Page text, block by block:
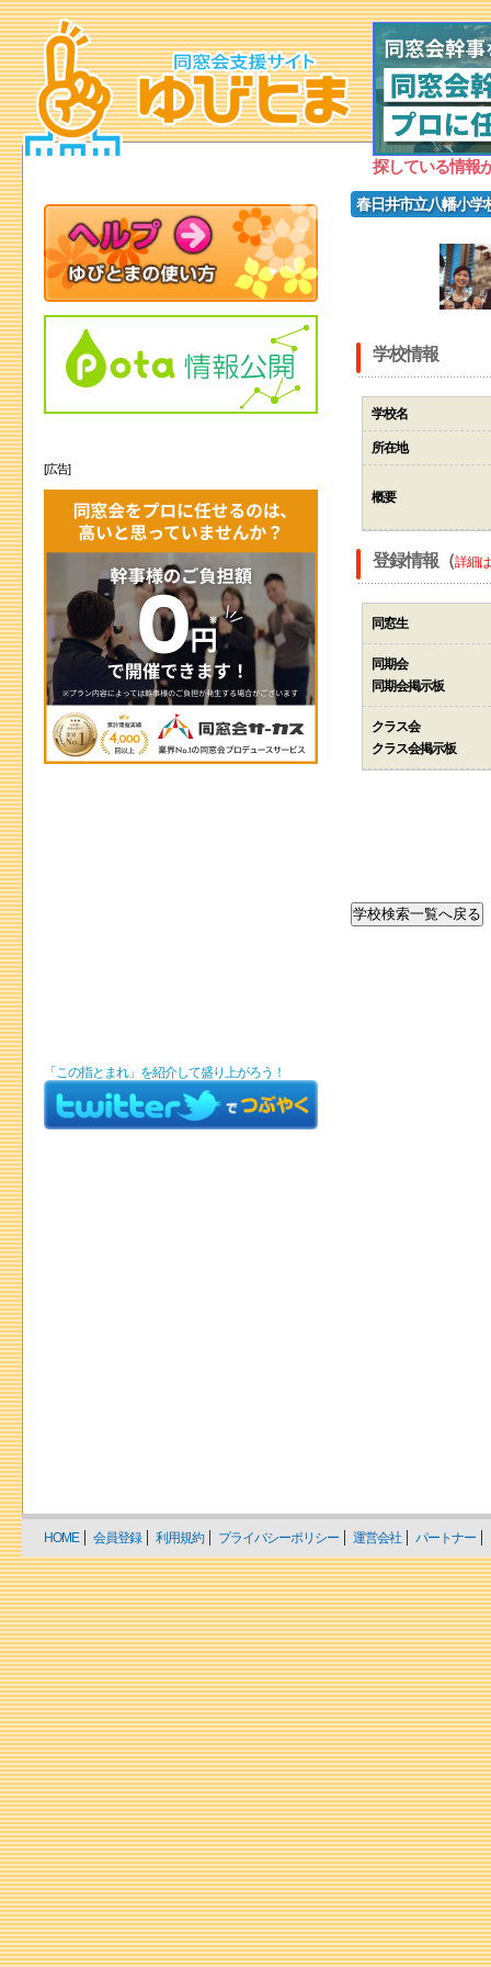
探している情報
春日井市立八幡小学
学校情報
学校名
所在地
概要
登録情報（詳細
同窓生
同期会
同期会掲示板
クラス会
クラス会掲示板
[広告]
「この指とまれ」を紹介して盛り上がろう！
HOME 会員登録 利用規約 プライバシーポリシー 運営会社 パートナー